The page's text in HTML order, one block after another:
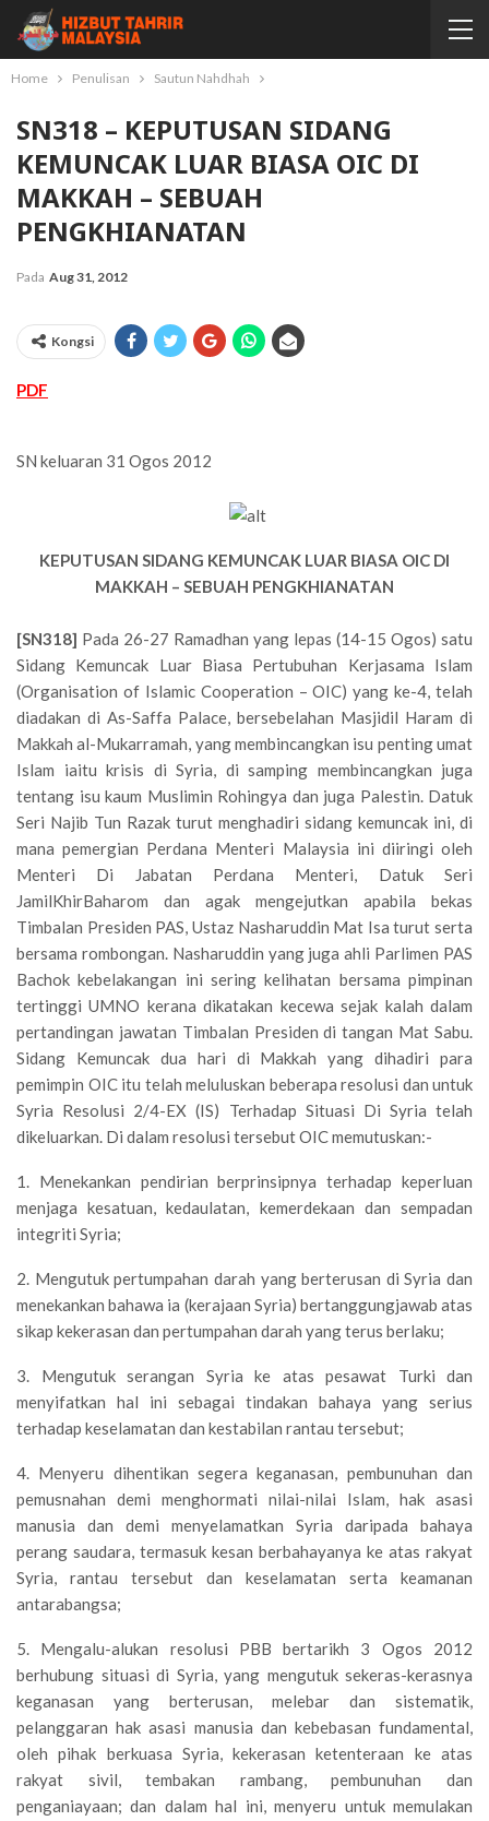
Home Penulisan Sautun Nahdhah
SN318 – KEPUTUSAN SIDANG
KEMUNCAK LUAR BIASA OIC DI
MAKKAH – SEBUAH
PENGKHIANATAN
Pada Aug 31, 2012
Kongsi
PDF
SN keluaran 31 Ogos 2012
KEPUTUSAN SIDANG KEMUNCAK LUAR BIASA OIC DI
MAKKAH – SEBUAH PENGKHIANATAN
[SN318] Pada 26-27 Ramadhan yang lepas (14-15 Ogos) satu
Sidang Kemuncak Luar Biasa Pertubuhan Kerjasama Islam
(Organisation of Islamic Cooperation – OIC) yang ke-4, telah
diadakan di As-Saffa Palace, bersebelahan Masjidil Haram di
Makkah al-Mukarramah, yang membincangkan isu penting umat
Islam iaitu krisis di Syria, di samping membincangkan juga
tentang isu kaum Muslimin Rohingya dan juga Palestin. Datuk
Seri Najib Tun Razak turut menghadiri sidang kemuncak ini, di
mana pemergian Perdana Menteri Malaysia ini diiringi oleh
Menteri Di Jabatan Perdana Menteri, Datuk Seri
JamilKhirBaharom dan agak mengejutkan apabila bekas
Timbalan Presiden PAS, Ustaz Nasharuddin Mat Isa turut serta
bersama rombongan. Nasharuddin yang juga ahli Parlimen PAS
Bachok kebelakangan ini sering kelihatan bersama pimpinan
tertinggi UMNO kerana dikatakan kecewa sejak kalah dalam
pertandingan jawatan Timbalan Presiden di tangan Mat Sabu.
Sidang Kemuncak dua hari di Makkah yang dihadiri para
pemimpin OIC itu telah meluluskan beberapa resolusi dan untuk
Syria Resolusi 2/4-EX (IS) Terhadap Situasi Di Syria telah
dikeluarkan. Di dalam resolusi tersebut OIC memutuskan:-
1. Menekankan pendirian berprinsipnya terhadap keperluan
menjaga kesatuan, kedaulatan, kemerdekaan dan sempadan
integriti Syria;
2. Mengutuk pertumpahan darah yang berterusan di Syria dan
menekankan bahawa ia (kerajaan Syria) bertanggungjawab atas
sikap kekerasan dan pertumpahan darah yang terus berlaku;
3. Mengutuk serangan Syria ke atas pesawat Turki dan
menyifatkan hal ini sebagai tindakan bahaya yang serius
terhadap keselamatan dan kestabilan rantau tersebut;
4. Menyeru dihentikan segera keganasan, pembunuhan dan
pemusnahan demi menghormati nilai-nilai Islam, hak asasi
manusia dan demi menyelamatkan Syria daripada bahaya
perang saudara, termasuk kesan berbahayanya ke atas rakyat
Syria, rantau tersebut dan keselamatan serta keamanan
antarabangsa;
5. Mengalu-alukan resolusi PBB bertarikh 3 Ogos 2012
berhubung situasi di Syria, yang mengutuk sekeras-kerasnya
keganasan yang berterusan, melebar dan sistematik,
pelanggaran hak asasi manusia dan kebebasan fundamental,
oleh pihak berkuasa Syria, kekerasan ketenteraan ke atas
rakyat sivil, tembakan rambang, pembunuhan dan
penganiayaan; dan dalam hal ini, menyeru untuk memulakan